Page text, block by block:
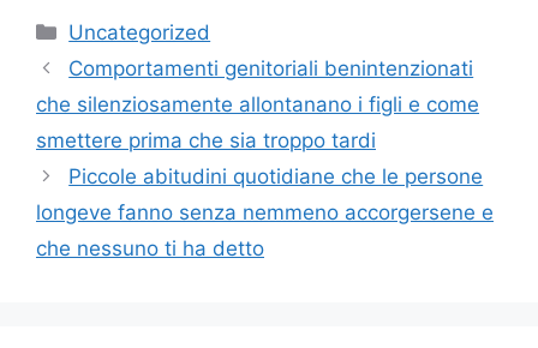
Categorie
Uncategorized
Comportamenti genitoriali benintenzionati
che silenziosamente allontanano i figli e come
smettere prima che sia troppo tardi
Piccole abitudini quotidiane che le persone
longeve fanno senza nemmeno accorgersene e
che nessuno ti ha detto